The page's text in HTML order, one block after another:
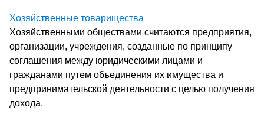
Хозяйственные товарищества
Хозяйственными обществами считаются предприятия,
организации, учреждения, созданные по принципу
соглашения между юридическими лицами и
гражданами путем объединения их имущества и
предпринимательской деятельности с целью получения
дохода.